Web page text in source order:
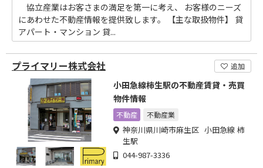
協立産業はお客さまの満足を第一に考え、 お客様のニーズ
にあわせた不動産情報を提供致します。 【主な取扱物件】 貸
アパート・マンション 貸...
プライマリー株式会社 追加
小田急線柿生駅の不動産賃貸・売買
物件情報
不動産 不動産業
神奈川県川崎市麻生区 小田急線 柿
生駅
044-987-3336